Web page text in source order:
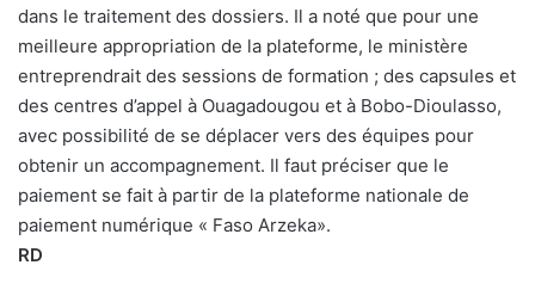
dans le traitement des dossiers. Il a noté que pour une
meilleure appropriation de la plateforme, le ministère
entreprendrait des sessions de formation ; des capsules et
des centres d’appel à Ouagadougou et à Bobo-Dioulasso,
avec possibilité de se déplacer vers des équipes pour
obtenir un accompagnement. Il faut préciser que le
paiement se fait à partir de la plateforme nationale de
paiement numérique « Faso Arzeka».
RD